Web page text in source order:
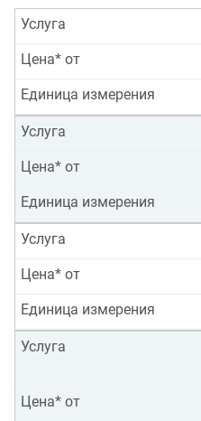
Услуга
Цена* от
Единица измерения
Услуга
Цена* от
Единица измерения
Услуга
Цена* от
Единица измерения
Услуга
Цена* от